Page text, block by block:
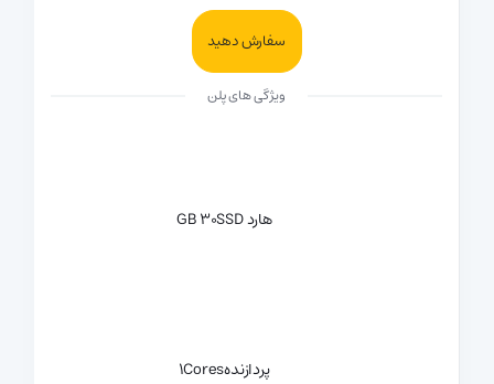
سفارش دهید
ویژگی های پلن
هارد SSD 30 GB
پردازنده1Cores